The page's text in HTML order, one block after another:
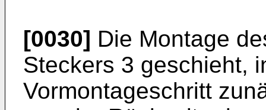
[0030] Die Montage
Steckers 3 geschieht,
Vormontageschritt